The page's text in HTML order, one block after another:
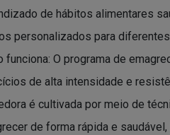
de hábitos alimentares
personalizados para
funciona: O programa de
de alta intensidade e
é cultivada por meio de
de forma rápida e